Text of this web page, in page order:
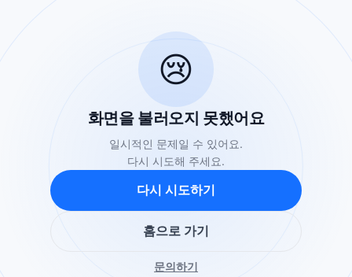
😢
화면을 불러오지 못했어요
일시적인 문제일 수 있어요.
다시 시도해 주세요.
다시 시도하기
홈으로 가기
문의하기